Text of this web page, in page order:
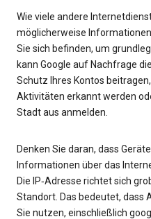
Wie viele andere
möglicherweise
Sie sich befinden, um
kann Google auf Nachfrage
Schutz Ihres Kontos
Aktivitäten erkannt werden
Stadt aus anmelden.
Denken Sie daran, dass
Informationen über das
Die IP‑Adresse richtet sich
Standort. Das bedeutet, dass
Sie nutzen, einschließlich